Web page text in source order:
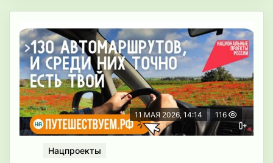
11 МАЯ 2026, 14:14 116
Нацпроекты